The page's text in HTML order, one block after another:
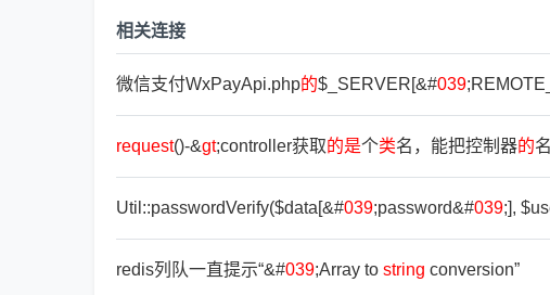
相关连接
微信支付WxPayApi.php的$_SERVER[&#039
request()-&gt;controller获取的是个类名，能把控制器的
Util::passwordVerify($data[&#039;password&#039;],
redis列队一直提示“&#039;Array to string conversion”